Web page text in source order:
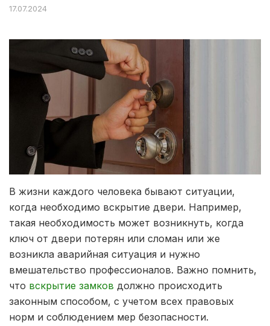
17.07.2024
В жизни каждого человека бывают ситуации,
когда необходимо вскрытие двери. Например,
такая необходимость может возникнуть, когда
ключ от двери потерян или сломан или же
возникла аварийная ситуация и нужно
вмешательство профессионалов. Важно помнить,
что вскрытие замков должно происходить
законным способом, с учетом всех правовых
норм и соблюдением мер безопасности.